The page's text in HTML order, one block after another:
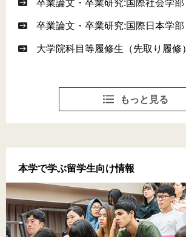
卒業論文・卒業研究:国際日本学部
大学院科目等履修生（先取り履修）
もっと見る
本学で学ぶ留学生向け情報